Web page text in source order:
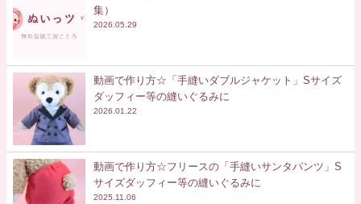
集）
2026.05.29
動画で作り方☆「手縫いダブルジャケット」Sサイズ
ダッフィー等の縫いぐるみに
2026.01.22
動画で作り方☆フリースの「手縫いサンタパンツ」S
サイズダッフィー等の縫いぐるみに
2025.11.06